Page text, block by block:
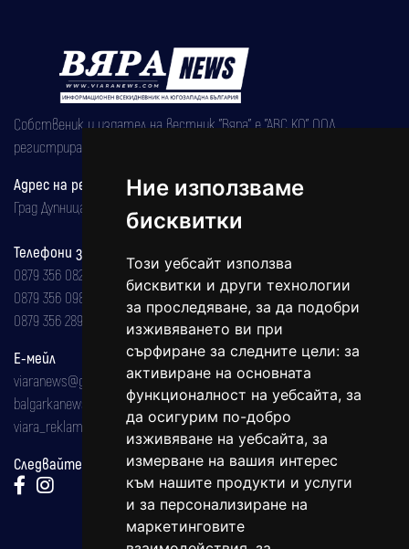
Ние използваме
бисквитки
Този уебсайт използва
бисквитки и други технологии
за проследяване, за да подобри
изживяването ви при
сърфиране за следните цели: за
активиране на основната
функционалност на уебсайта, за
да осигурим по-добро
изживяване на уебсайта, за
измерване на вашия интерес
към нашите продукти и услуги
и за персонализиране на
маркетинговите
Собственик и издател на вестник "Вяра" е "АВС КО" ООД,
регистрирана на 08.05.2002 година.
Адрес на редакцията
Град Дупница, ул.''Христо Ботев" 43
Телефони за реклама и абонаменти
0879 356 082
0879 356 098
0879 356 289
Е-мейл
viaranews@gmail.com
balgarkanews@gmail.com
viara_reklama@mail.bg
Следвайте ни: